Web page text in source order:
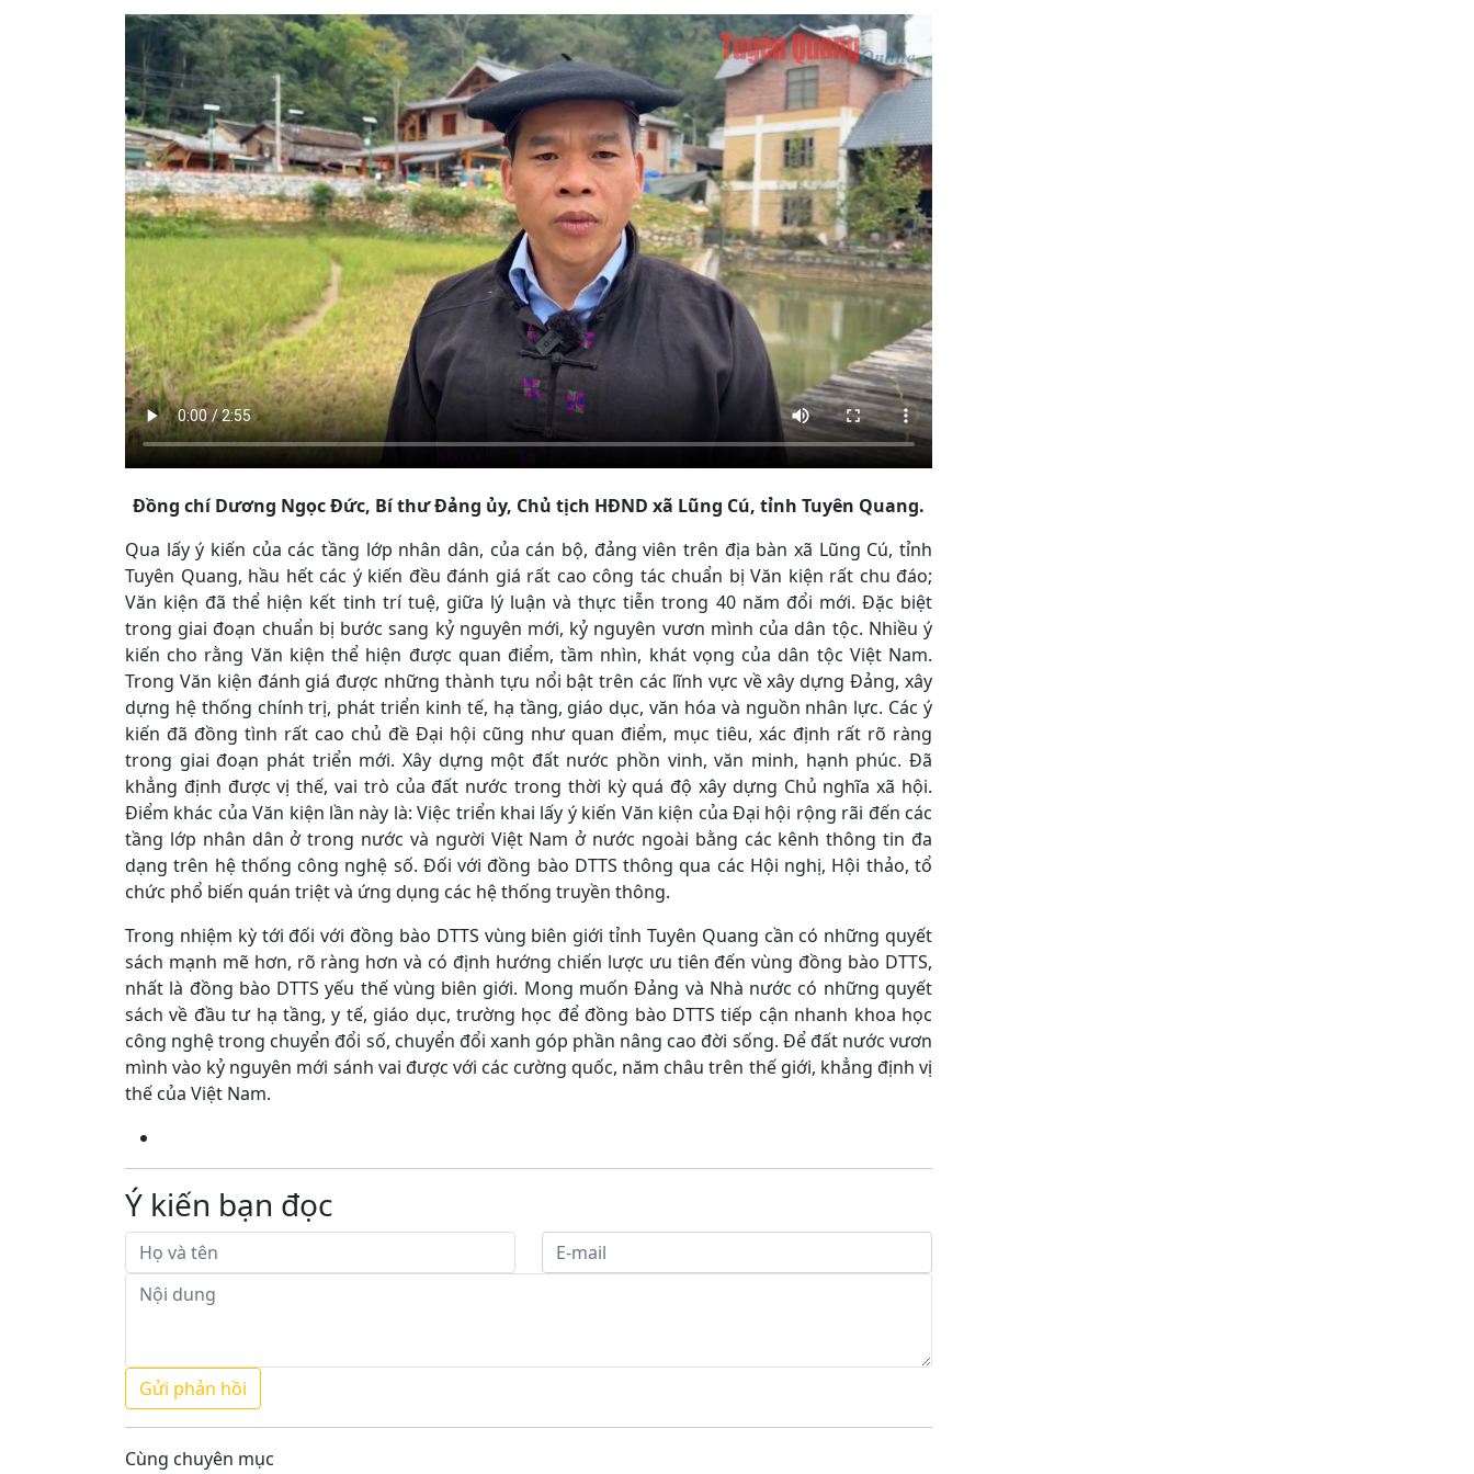
Đồng chí Dương Ngọc Đức, Bí thư Đảng ủy, Chủ tịch HĐND xã Lũng Cú, tỉnh Tuyên Quang.
Qua lấy ý kiến của các tầng lớp nhân dân, của cán bộ, đảng viên trên địa bàn xã Lũng Cú, tỉnh
Tuyên Quang, hầu hết các ý kiến đều đánh giá rất cao công tác chuẩn bị Văn kiện rất chu đáo;
Văn kiện đã thể hiện kết tinh trí tuệ, giữa lý luận và thực tiễn trong 40 năm đổi mới. Đặc biệt
trong giai đoạn chuẩn bị bước sang kỷ nguyên mới, kỷ nguyên vươn mình của dân tộc. Nhiều ý
kiến cho rằng Văn kiện thể hiện được quan điểm, tầm nhìn, khát vọng của dân tộc Việt Nam.
Trong Văn kiện đánh giá được những thành tựu nổi bật trên các lĩnh vực về xây dựng Đảng, xây
dựng hệ thống chính trị, phát triển kinh tế, hạ tầng, giáo dục, văn hóa và nguồn nhân lực. Các ý
kiến đã đồng tình rất cao chủ đề Đại hội cũng như quan điểm, mục tiêu, xác định rất rõ ràng
trong giai đoạn phát triển mới. Xây dựng một đất nước phồn vinh, văn minh, hạnh phúc. Đã
khẳng định được vị thế, vai trò của đất nước trong thời kỳ quá độ xây dựng Chủ nghĩa xã hội.
Điểm khác của Văn kiện lần này là: Việc triển khai lấy ý kiến Văn kiện của Đại hội rộng rãi đến các
tầng lớp nhân dân ở trong nước và người Việt Nam ở nước ngoài bằng các kênh thông tin đa
dạng trên hệ thống công nghệ số. Đối với đồng bào DTTS thông qua các Hội nghị, Hội thảo, tổ
chức phổ biến quán triệt và ứng dụng các hệ thống truyền thông.
Trong nhiệm kỳ tới đối với đồng bào DTTS vùng biên giới tỉnh Tuyên Quang cần có những quyết
sách mạnh mẽ hơn, rõ ràng hơn và có định hướng chiến lược ưu tiên đến vùng đồng bào DTTS,
nhất là đồng bào DTTS yếu thế vùng biên giới. Mong muốn Đảng và Nhà nước có những quyết
sách về đầu tư hạ tầng, y tế, giáo dục, trường học để đồng bào DTTS tiếp cận nhanh khoa học
công nghệ trong chuyển đổi số, chuyển đổi xanh góp phần nâng cao đời sống. Để đất nước vươn
mình vào kỷ nguyên mới sánh vai được với các cường quốc, năm châu trên thế giới, khẳng định vị
thế của Việt Nam.
Ý kiến bạn đọc
Cùng chuyên mục